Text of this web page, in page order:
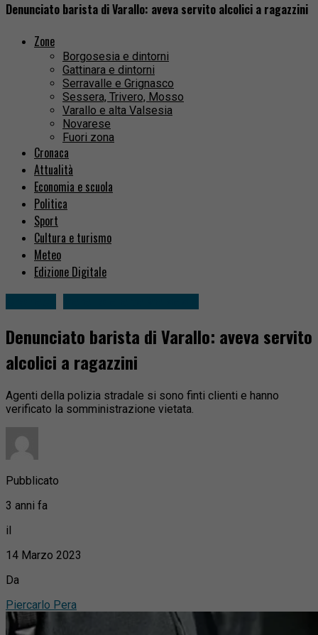
Denunciato barista di Varallo: aveva servito alcolici a ragazzini
Zone
Borgosesia e dintorni
Gattinara e dintorni
Serravalle e Grignasco
Sessera, Trivero, Mosso
Varallo e alta Valsesia
Novarese
Fuori zona
Cronaca
Attualità
Economia e scuola
Politica
Sport
Cultura e turismo
Meteo
Edizione Digitale
Denunciato barista di Varallo: aveva servito
alcolici a ragazzini
Agenti della polizia stradale si sono finti clienti e hanno
verificato la somministrazione vietata.
Pubblicato
3 anni fa
il
14 Marzo 2023
Da
Piercarlo Pera